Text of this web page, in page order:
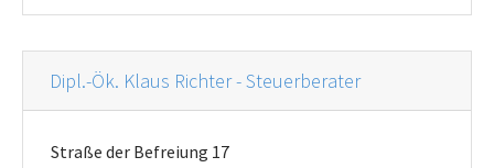
Dipl.-Ök. Klaus Richter - Steuerberater
Straße der Befreiung 17